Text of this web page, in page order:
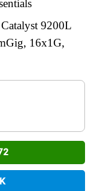
9200L
16x1G,